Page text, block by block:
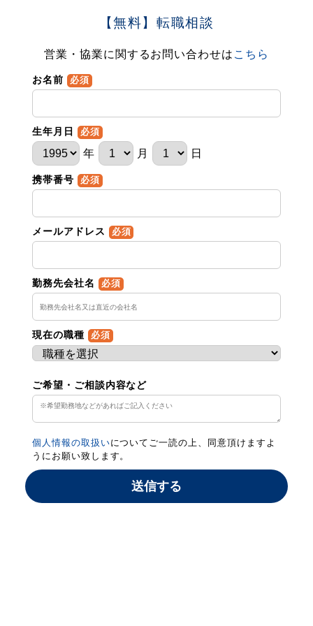
【無料】転職相談
営業・協業に関するお問い合わせは こちら
お名前 必須
生年月日 必須
年 月 日
携帯番号 必須
メールアドレス 必須
勤務先会社名 必須
現在の職種 必須
ご希望・ご相談内容など
個人情報の取扱いについてご一読の上、同意頂けますよ
うにお願い致します。